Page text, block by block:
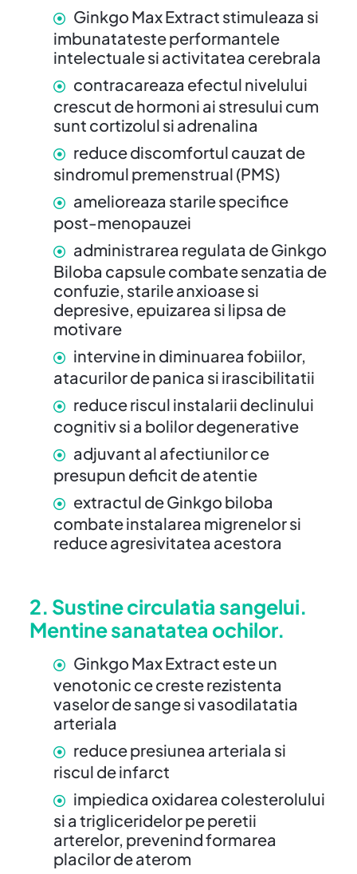
Ginkgo Max Extract stimuleaza si
imbunatateste performantele
intelectuale si activitatea cerebrala
contracareaza efectul nivelului
crescut de hormoni ai stresului cum
sunt cortizolul si adrenalina
reduce discomfortul cauzat de
sindromul premenstrual (PMS)
amelioreaza starile specifice
post-menopauzei
administrarea regulata de Ginkgo
Biloba capsule combate senzatia de
confuzie, starile anxioase si
depresive, epuizarea si lipsa de
motivare
intervine in diminuarea fobiilor,
atacurilor de panica si irascibilitatii
reduce riscul instalarii declinului
cognitiv si a bolilor degenerative
adjuvant al afectiunilor ce
presupun deficit de atentie
extractul de Ginkgo biloba
combate instalarea migrenelor si
reduce agresivitatea acestora
2. Sustine circulatia sangelui.
Mentine sanatatea ochilor.
Ginkgo Max Extract este un
venotonic ce creste rezistenta
vaselor de sange si vasodilatatia
arteriala
reduce presiunea arteriala si
riscul de infarct
impiedica oxidarea colesterolului
si a trigliceridelor pe peretii
arterelor, prevenind formarea
placilor de aterom